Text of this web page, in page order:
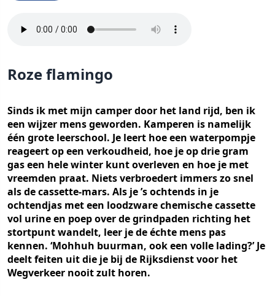
Roze flamingo
Sinds ik met mijn camper door het land rijd, ben ik
een wijzer mens geworden. Kamperen is namelijk
één grote leerschool. Je leert hoe een waterpompje
reageert op een verkoudheid, hoe je op drie gram
gas een hele winter kunt overleven en hoe je met
vreemden praat. Niets verbroedert immers zo snel
als de cassette-mars. Als je ’s ochtends in je
ochtendjas met een loodzware chemische cassette
vol urine en poep over de grindpaden richting het
stortpunt wandelt, leer je de échte mens pas
kennen. ‘Mohhuh buurman, ook een volle lading?’ Je
deelt feiten uit die je bij de Rijksdienst voor het
Wegverkeer nooit zult horen.